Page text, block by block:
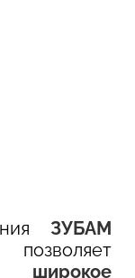
ЗУБАМ
широкое